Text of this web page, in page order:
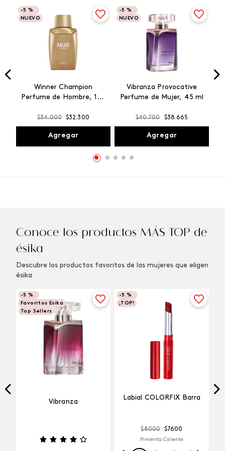
-5 %
NUEVO
Winner Champion
Perfume de Hombre, 100
$34.000 $32.300
Agregar
-5 %
NUEVO
Vibranza Provocative
Perfume de Mujer, 45 ml
$40.700 $38.665
Agregar
Conoce los productos MÁS TOP de
ésika
Descubre los productos favoritos de las mujeres que eligen
ésika
-5 %
Favoritos Esika
Top Sellers
Vibranza
-5 %
¡TOP!
Labial COLORFIX Barra
$8000 $7600
Pimienta Caliente